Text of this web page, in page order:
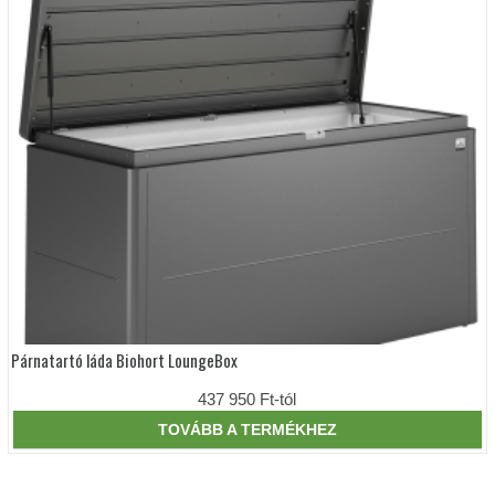
termékoldalon
választhatók
Párnatartó láda Biohort LoungeBox
437 950 Ft-tól
TOVÁBB A TERMÉKHEZ
Ennek
terméknek
több
variációja
van.